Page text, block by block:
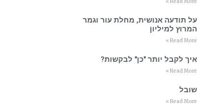
על תודעה אנושית, מחלת עור וגמר
המרוץ למיליון
Read More »
איך לקבל יותר "כן" לבקשות?
Read More »
שובל
Read More »